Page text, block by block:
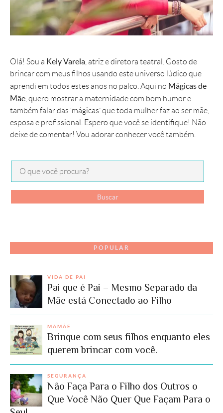
Olá! Sou a Kely Varela , atriz e diretora teatral. Gosto de
brincar com meus filhos usando este universo lúdico que
aprendi em todos estes anos no palco. Aqui no Mágicas de
Mãe , quero mostrar a maternidade com bom humor e
também falar das ‘mágicas’ que toda mulher faz ao ser mãe,
esposa e profissional. Espero que você se identifique! Não
deixe de comentar! Vou adorar conhecer você também.
POPULAR
VIDA DE PAI
Pai que é Pai – Mesmo Separado da
Mãe está Conectado ao Filho
MAMÃE
Brinque com seus filhos enquanto eles
querem brincar com você.
SEGURANÇA
Não Faça Para o Filho dos Outros o
Que Você Não Quer Que Façam Para o